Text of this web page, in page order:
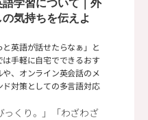
気持ちを伝えよ
英語が話せたらなぁ」と
手軽に自宅でできるおす
、オンライン英会話のメ
対策としての多言語対応
っくり。」「わざわざ